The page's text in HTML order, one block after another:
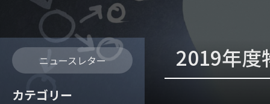
ニュースレター
カテゴリー
2019年度